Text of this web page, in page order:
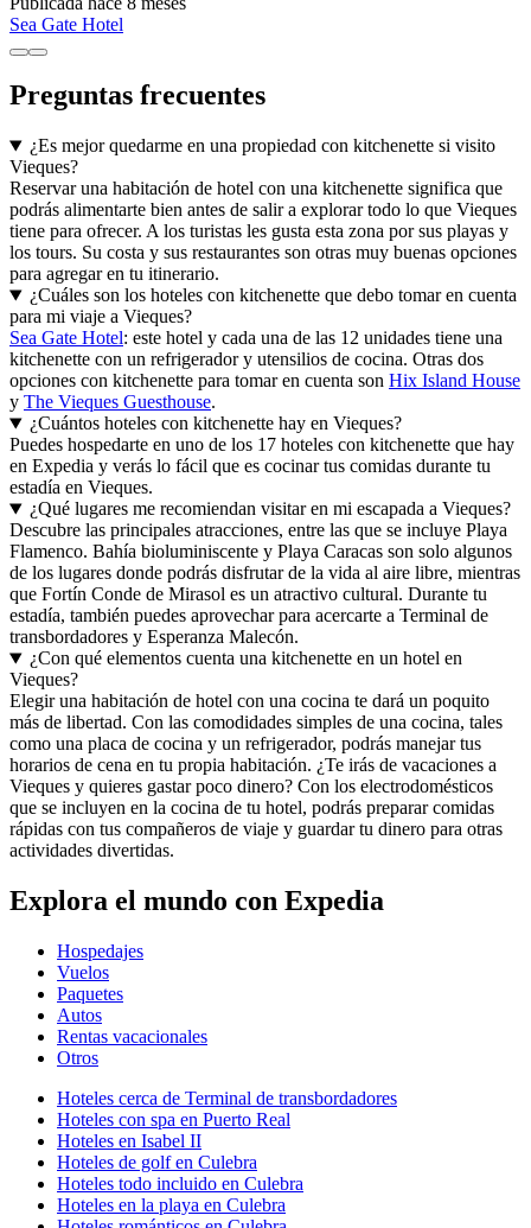
Sea Gate Hotel
Preguntas frecuentes
¿Es mejor quedarme en una propiedad con kitchenette si visito
Vieques?
Reservar una habitación de hotel con una kitchenette significa que
podrás alimentarte bien antes de salir a explorar todo lo que Vieques
tiene para ofrecer. A los turistas les gusta esta zona por sus playas y
los tours. Su costa y sus restaurantes son otras muy buenas opciones
para agregar en tu itinerario.
¿Cuáles son los hoteles con kitchenette que debo tomar en cuenta
para mi viaje a Vieques?
Sea Gate Hotel: este hotel y cada una de las 12 unidades tiene una
kitchenette con un refrigerador y utensilios de cocina. Otras dos
opciones con kitchenette para tomar en cuenta son Hix Island House
y The Vieques Guesthouse.
¿Cuántos hoteles con kitchenette hay en Vieques?
Puedes hospedarte en uno de los 17 hoteles con kitchenette que hay
en Expedia y verás lo fácil que es cocinar tus comidas durante tu
estadía en Vieques.
¿Qué lugares me recomiendan visitar en mi escapada a Vieques?
Descubre las principales atracciones, entre las que se incluye Playa
Flamenco. Bahía bioluminiscente y Playa Caracas son solo algunos
de los lugares donde podrás disfrutar de la vida al aire libre, mientras
que Fortín Conde de Mirasol es un atractivo cultural. Durante tu
estadía, también puedes aprovechar para acercarte a Terminal de
transbordadores y Esperanza Malecón.
¿Con qué elementos cuenta una kitchenette en un hotel en
Vieques?
Elegir una habitación de hotel con una cocina te dará un poquito
más de libertad. Con las comodidades simples de una cocina, tales
como una placa de cocina y un refrigerador, podrás manejar tus
horarios de cena en tu propia habitación. ¿Te irás de vacaciones a
Vieques y quieres gastar poco dinero? Con los electrodomésticos
que se incluyen en la cocina de tu hotel, podrás preparar comidas
rápidas con tus compañeros de viaje y guardar tu dinero para otras
actividades divertidas.
Explora el mundo con Expedia
Hospedajes
Vuelos
Paquetes
Autos
Rentas vacacionales
Otros
Hoteles cerca de Terminal de transbordadores
Hoteles con spa en Puerto Real
Hoteles en Isabel II
Hoteles de golf en Culebra
Hoteles todo incluido en Culebra
Hoteles en la playa en Culebra